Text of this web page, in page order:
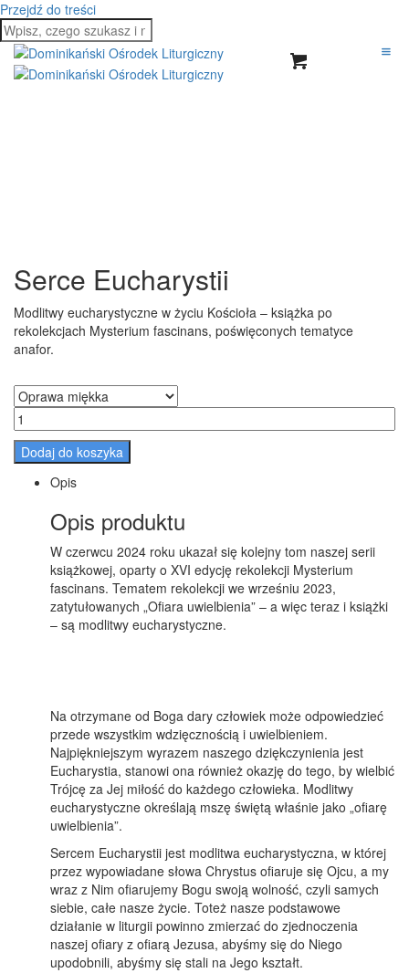
Przejdź do treści
Serce Eucharystii
Modlitwy eucharystyczne w życiu Kościoła – książka po
rekolekcjach Mysterium fascinans, poświęconych tematyce
anafor.
Dodaj do koszyka
Opis
Opis produktu
W czerwcu 2024 roku ukazał się kolejny tom naszej serii
książkowej, oparty o XVI edycję rekolekcji Mysterium
fascinans. Tematem rekolekcji we wrześniu 2023,
zatytułowanych „Ofiara uwielbienia” – a więc teraz i książki
– są modlitwy eucharystyczne.
Na otrzymane od Boga dary człowiek może odpowiedzieć
przede wszystkim wdzięcznością i uwielbieniem.
Najpiękniejszym wyrazem naszego dziękczynienia jest
Eucharystia, stanowi ona również okazję do tego, by wielbić
Trójcę za Jej miłość do każdego człowieka. Modlitwy
eucharystyczne określają mszę świętą właśnie jako „ofiarę
uwielbienia”.
Sercem Eucharystii jest modlitwa eucharystyczna, w której
przez wypowiadane słowa Chrystus ofiaruje się Ojcu, a my
wraz z Nim ofiarujemy Bogu swoją wolność, czyli samych
siebie, całe nasze życie. Toteż nasze podstawowe
działanie w liturgii powinno zmierzać do zjednoczenia
naszej ofiary z ofiarą Jezusa, abyśmy się do Niego
upodobnili, abyśmy się stali na Jego kształt.